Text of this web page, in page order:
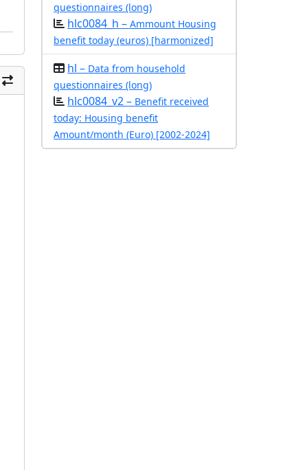
questionnaires (long)
hlc0084_h –Ammount Housing
benefit today (euros) [harmonized]
hl – Data from household
questionnaires (long)
hlc0084_v2 – Benefit received
today: Housing benefit
Amount/month (Euro) [2002-2024]